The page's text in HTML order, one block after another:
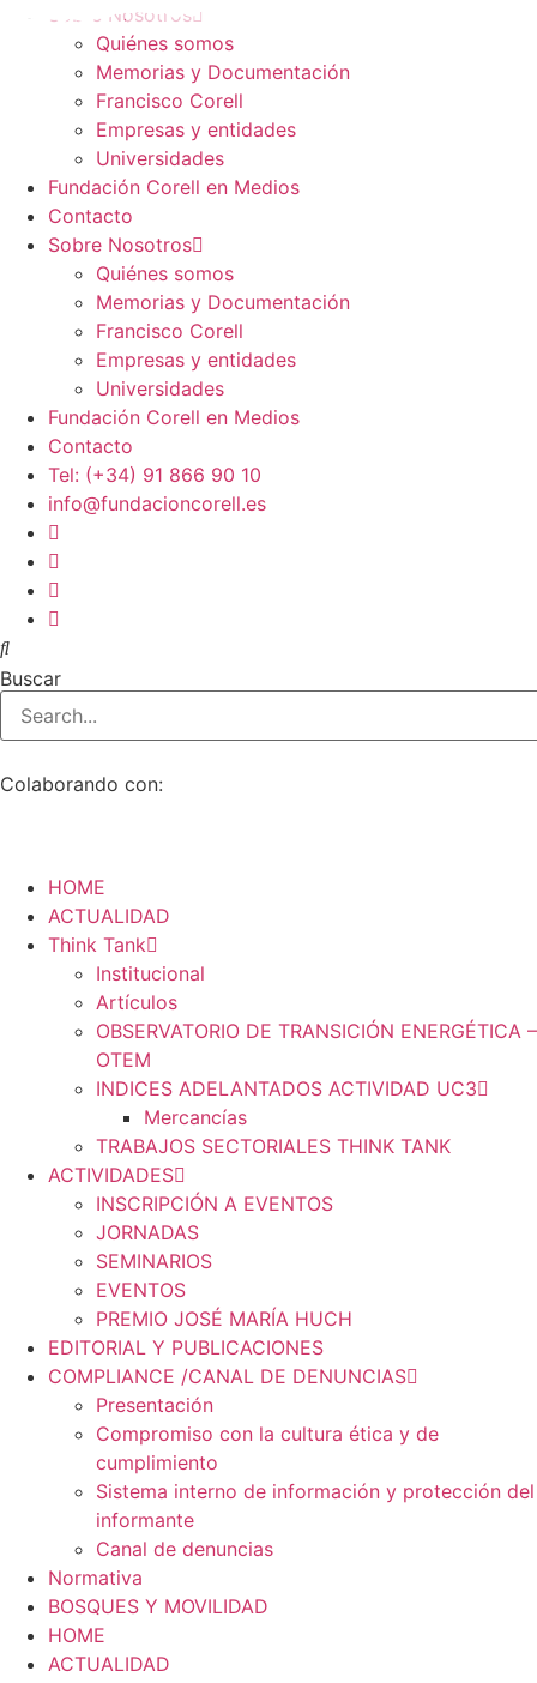
contenido
Sobre Nosotros
Quiénes somos
Memorias y Documentación
Francisco Corell
Empresas y entidades
Universidades
Fundación Corell en Medios
Contacto
Sobre Nosotros
Quiénes somos
Memorias y Documentación
Francisco Corell
Empresas y entidades
Universidades
Fundación Corell en Medios
Contacto
Tel: (+34) 91 866 90 10
info@fundacioncorell.es
Buscar
Colaborando con:
HOME
ACTUALIDAD
Think Tank
Institucional
Artículos
OBSERVATORIO DE TRANSICIÓN ENERGÉTICA –
OTEM
INDICES ADELANTADOS ACTIVIDAD UC3
Mercancías
TRABAJOS SECTORIALES THINK TANK
ACTIVIDADES
INSCRIPCIÓN A EVENTOS
JORNADAS
SEMINARIOS
EVENTOS
PREMIO JOSÉ MARÍA HUCH
EDITORIAL Y PUBLICACIONES
COMPLIANCE /CANAL DE DENUNCIAS
Presentación
Compromiso con la cultura ética y de
cumplimiento
Sistema interno de información y protección del
informante
Canal de denuncias
Normativa
BOSQUES Y MOVILIDAD
HOME
ACTUALIDAD